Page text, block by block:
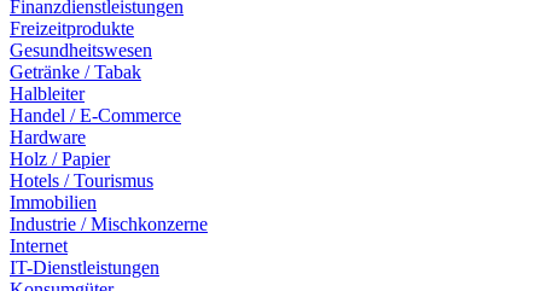
Finanzdienstleistungen
Freizeitprodukte
Gesundheitswesen
Getränke / Tabak
Halbleiter
Handel / E-Commerce
Hardware
Holz / Papier
Hotels / Tourismus
Immobilien
Industrie / Mischkonzerne
Internet
IT-Dienstleistungen